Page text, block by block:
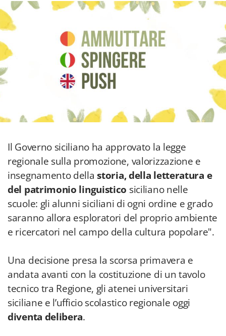
Il Governo siciliano ha approvato la legge
regionale sulla promozione, valorizzazione e
insegnamento dellastoria, della letteratura e
del patrimonio linguistico siciliano nelle
scuole: gli alunni siciliani di ogni ordine e grado
saranno allora esploratori del proprio ambiente
e ricercatori nel campo della cultura popolare".
Una decisione presa la scorsa primavera e
andata avanti con la costituzione di un tavolo
tecnico tra Regione, gli atenei universitari
siciliane e l’ufficio scolastico regionale oggi
diventa delibera.